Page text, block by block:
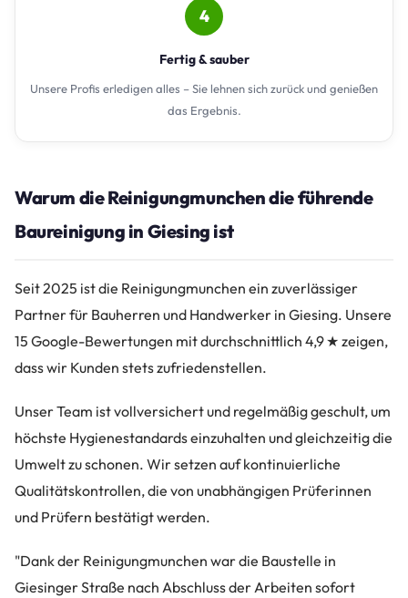
4
Fertig & sauber
Unsere Profis erledigen alles – Sie lehnen sich zurück und genießen
das Ergebnis.
Warum die Reinigungmunchen die führende
Baureinigung in Giesing ist
Seit 2025 ist die Reinigungmunchen ein zuverlässiger
Partner für Bauherren und Handwerker in Giesing. Unsere
15 Google-Bewertungen mit durchschnittlich 4,9 ★ zeigen,
dass wir Kunden stets zufriedenstellen.
Unser Team ist vollversichert und regelmäßig geschult, um
höchste Hygienestandards einzuhalten und gleichzeitig die
Umwelt zu schonen. Wir setzen auf kontinuierliche
Qualitätskontrollen, die von unabhängigen Prüferinnen
und Prüfern bestätigt werden.
"Dank der Reinigungmunchen war die Baustelle in
Giesinger Straße nach Abschluss der Arbeiten sofort